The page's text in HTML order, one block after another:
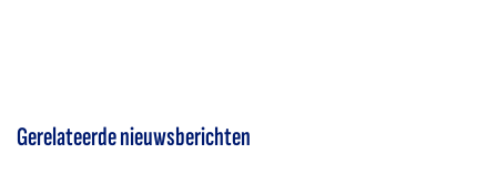
Gerelateerde nieuwsberichten